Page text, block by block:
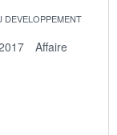
DEVELOPPEMENT
Affaire